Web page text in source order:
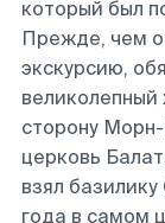
который был
Прежде, чем
экскурсию,
великолепный
сторону
церковь
взял
года в самом